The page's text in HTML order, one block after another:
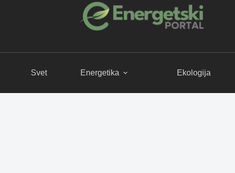
Svet Energetika Ekologija